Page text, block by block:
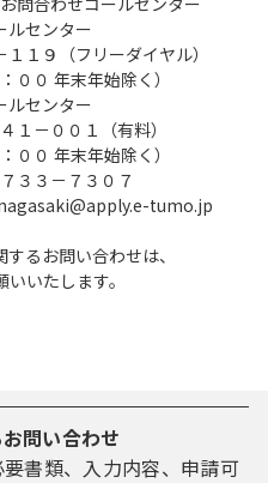
ルセンター
１９（フリーダイヤル）
００ 年末年始除く）
ルセンター
１－００１（有料）
００ 年末年始除く）
３３－７３０７
tumo.jp
るお問い合わせは、
いたします。
問い合わせ
書類、入力内容、申請可